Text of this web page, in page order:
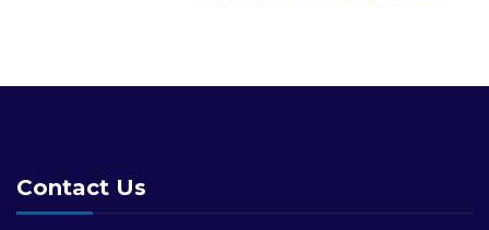
Contact Us